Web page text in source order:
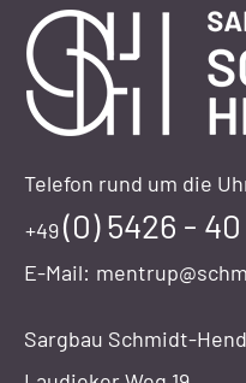
Telefon rund um die
+49(0) 5426 -
E-Mail:
Sargbau Schmidt-